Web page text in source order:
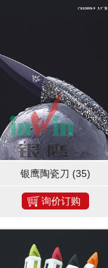
银鹰陶瓷刀 (35)
询价订购